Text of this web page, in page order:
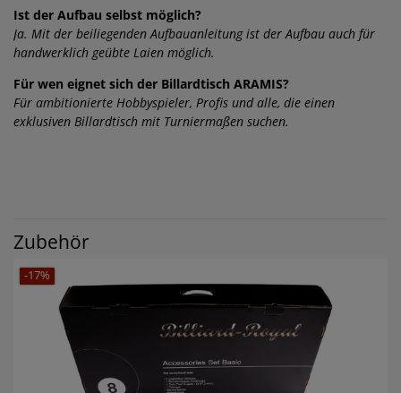
Ist der Aufbau selbst möglich?
Ja. Mit der beiliegenden Aufbauanleitung ist der Aufbau auch für
handwerklich geübte Laien möglich.
Für wen eignet sich der Billardtisch ARAMIS?
Für ambitionierte Hobbyspieler, Profis und alle, die einen
exklusiven Billardtisch mit Turniermaßen suchen.
Zubehör
-17%